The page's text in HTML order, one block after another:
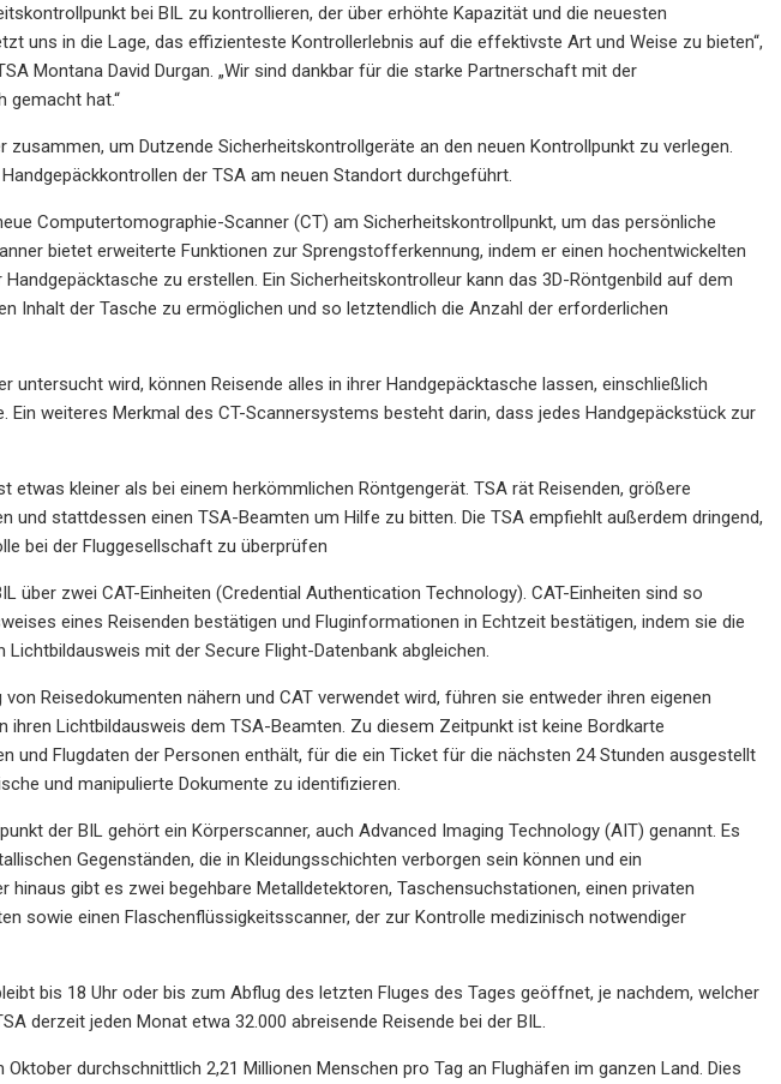
bei BIL zu kontrollieren, der über erhöhte Kapazität und die neuesten
uns in die Lage, das effizienteste Kontrollerlebnis auf die effektivste Art und Weise zu bieten“,
Montana David Durgan. „Wir sind dankbar für die starke Partnerschaft mit der
gemacht hat.“
um Dutzende Sicherheitskontrollgeräte an den neuen Kontrollpunkt zu verlegen.
der TSA am neuen Standort durchgeführt.
Computertomographie-Scanner (CT) am Sicherheitskontrollpunkt, um das persönliche
bietet erweiterte Funktionen zur Sprengstofferkennung, indem er einen hochentwickelten
zu erstellen. Ein Sicherheitskontrolleur kann das 3D-Röntgenbild auf dem
Inhalt der Tasche zu ermöglichen und so letztendlich die Anzahl der erforderlichen
untersucht wird, können Reisende alles in ihrer Handgepäcktasche lassen, einschließlich
Ein weiteres Merkmal des CT-Scannersystems besteht darin, dass jedes Handgepäckstück zur
etwas kleiner als bei einem herkömmlichen Röntgengerät. TSA rät Reisenden, größere
und stattdessen einen TSA-Beamten um Hilfe zu bitten. Die TSA empfiehlt außerdem dringend,
bei der Fluggesellschaft zu überprüfen
über zwei CAT-Einheiten (Credential Authentication Technology). CAT-Einheiten sind so
eines Reisenden bestätigen und Fluginformationen in Echtzeit bestätigen, indem sie die
mit der Secure Flight-Datenbank abgleichen.
Reisedokumenten nähern und CAT verwendet wird, führen sie entweder ihren eigenen
ihren Lichtbildausweis dem TSA-Beamten. Zu diesem Zeitpunkt ist keine Bordkarte
und Flugdaten der Personen enthält, für die ein Ticket für die nächsten 24 Stunden ausgestellt
und manipulierte Dokumente zu identifizieren.
der BIL gehört ein Körperscanner, auch Advanced Imaging Technology (AIT) genannt. Es
Gegenständen, die in Kleidungsschichten verborgen sein können und ein
hinaus gibt es zwei begehbare Metalldetektoren, Taschensuchstationen, einen privaten
sowie einen Flaschenflüssigkeitsscanner, der zur Kontrolle medizinisch notwendiger
bis 18 Uhr oder bis zum Abflug des letzten Fluges des Tages geöffnet, je nachdem, welcher
derzeit jeden Monat etwa 32.000 abreisende Reisende bei der BIL.
durchschnittlich 2,21 Millionen Menschen pro Tag an Flughäfen im ganzen Land. Dies